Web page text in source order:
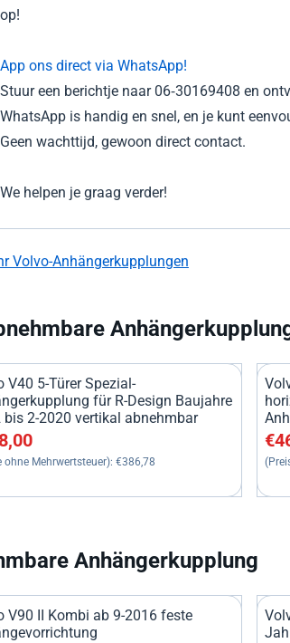
op!
App ons direct via WhatsApp!
Stuur een berichtje naar 06‑30169408 en
WhatsApp is handig en snel, en je kunt
Geen wachttijd, gewoon direct contact.
We helpen je graag verder!
Volvo-Anhängerkupplungen
V40 5-Türer Spezial-
für R-Design Baujahre
bis 2-2020 vertikal abnehmbar
468,00, ohne MwSt.: 386,78
ohne Mehrwertsteuer): €386,78
Anhängerkupplung
V90 II Kombi ab 9-2016 feste